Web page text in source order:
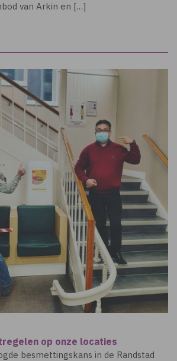
van Arkin en […]
op onze locaties
besmettingskans in de Randstad